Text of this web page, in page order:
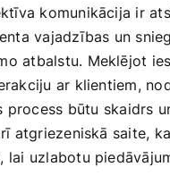
komunikācija ‌ir
vajadzības un
atbalstu. Meklējot
ar klientiem,
process būtu⁢ skaidrs
atgriezeniskā saite,⁢
lai uzlabotu​